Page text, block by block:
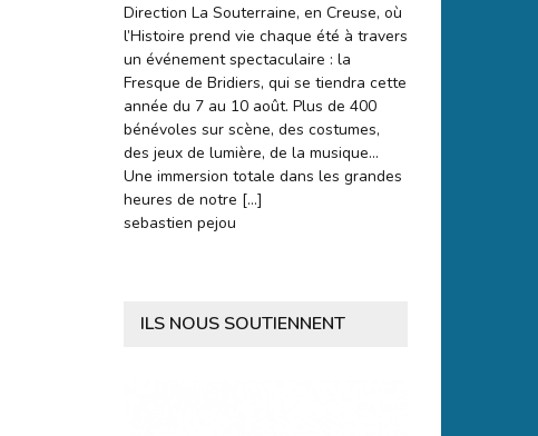
Direction La Souterraine, en Creuse, où
l’Histoire prend vie chaque été à travers
un événement spectaculaire : la
Fresque de Bridiers, qui se tiendra cette
année du 7 au 10 août. Plus de 400
bénévoles sur scène, des costumes,
des jeux de lumière, de la musique…
Une immersion totale dans les grandes
heures de notre […]
sebastien pejou
ILS NOUS SOUTIENNENT